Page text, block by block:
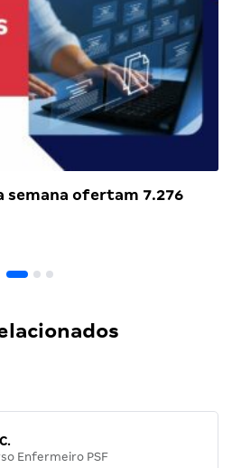
semana ofertam 7.276
Enfermeiro PSF